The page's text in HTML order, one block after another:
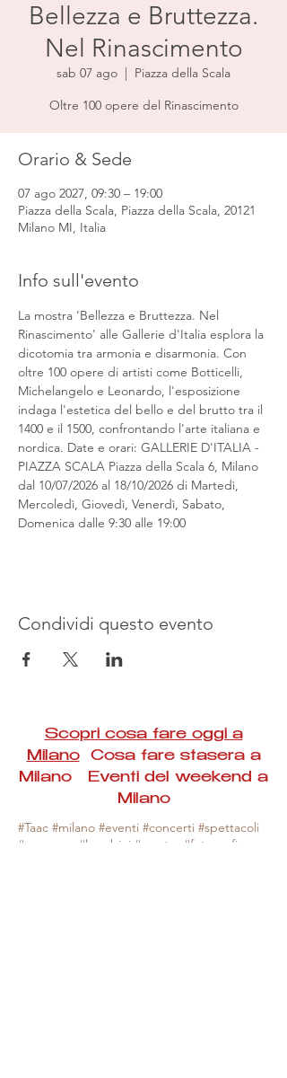
Bellezza e Bruttezza.
Nel Rinascimento
sab 07 ago
  |
Piazza della Scala
Oltre 100 opere del Rinascimento
Orario & Sede
07 ago 2027, 09:30 – 19:00
Piazza della Scala, Piazza della Scala, 20121
Milano MI, Italia
Info sull'evento
La mostra 'Bellezza e Bruttezza. Nel
Rinascimento' alle Gallerie d'Italia esplora la
dicotomia tra armonia e disarmonia. Con
oltre 100 opere di artisti come Botticelli,
Michelangelo e Leonardo, l'esposizione
indaga l'estetica del bello e del brutto tra il
1400 e il 1500, confrontando l'arte italiana e
nordica. Date e orari: GALLERIE D'ITALIA -
PIAZZA SCALA Piazza della Scala 6, Milano
dal 10/07/2026 al 18/10/2026 di Martedì,
Mercoledì, Giovedì, Venerdì, Sabato,
Domenica dalle 9:30 alle 19:00
Condividi questo evento
Scopri cosa fare oggi a
MilanoCosa fare stasera a
Milano Eventi del weekend a
Milano
#Taac #milano #eventi #concerti #spettacoli
#rassegne #bambini #mostre #fotografia